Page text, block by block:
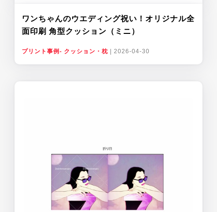
ワンちゃんのウエディング祝い！オリジナル全
面印刷 角型クッション（ミニ）
プリント事例- クッション・枕 2026-04-30